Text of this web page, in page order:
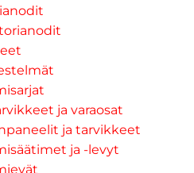
ja varaosat
ja tarvikkeet
ja -levyt